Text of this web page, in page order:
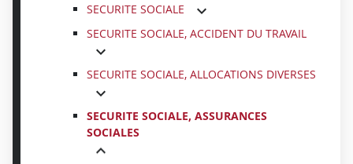
SECURITE SOCIALE
SECURITE SOCIALE, ACCIDENT DU TRAVAIL
SECURITE SOCIALE, ALLOCATIONS DIVERSES
SECURITE SOCIALE, ASSURANCES
SOCIALES